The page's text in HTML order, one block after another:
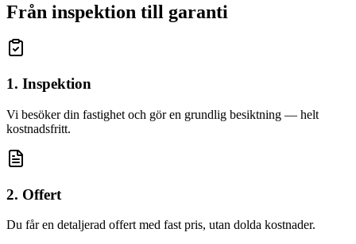
Från inspektion till garanti
1. Inspektion
Vi besöker din fastighet och gör en grundlig besiktning — helt
kostnadsfritt.
2. Offert
Du får en detaljerad offert med fast pris, utan dolda kostnader.